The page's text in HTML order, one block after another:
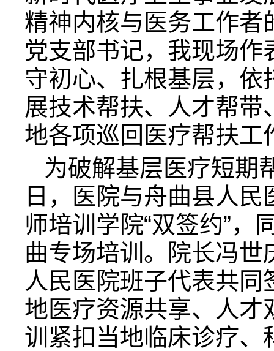
精神内核与医务工作者
党支部书记，我现场
守初心、扎根基层，
展技术帮扶、人才帮
地各项巡回医疗帮扶工
为破解基层医疗短期
日，医院与舟曲县人
师培训学院“双签约”，
曲专场培训。院长冯
人民医院班子代表共
地医疗资源共享、人才
训紧扣当地临床诊疗、